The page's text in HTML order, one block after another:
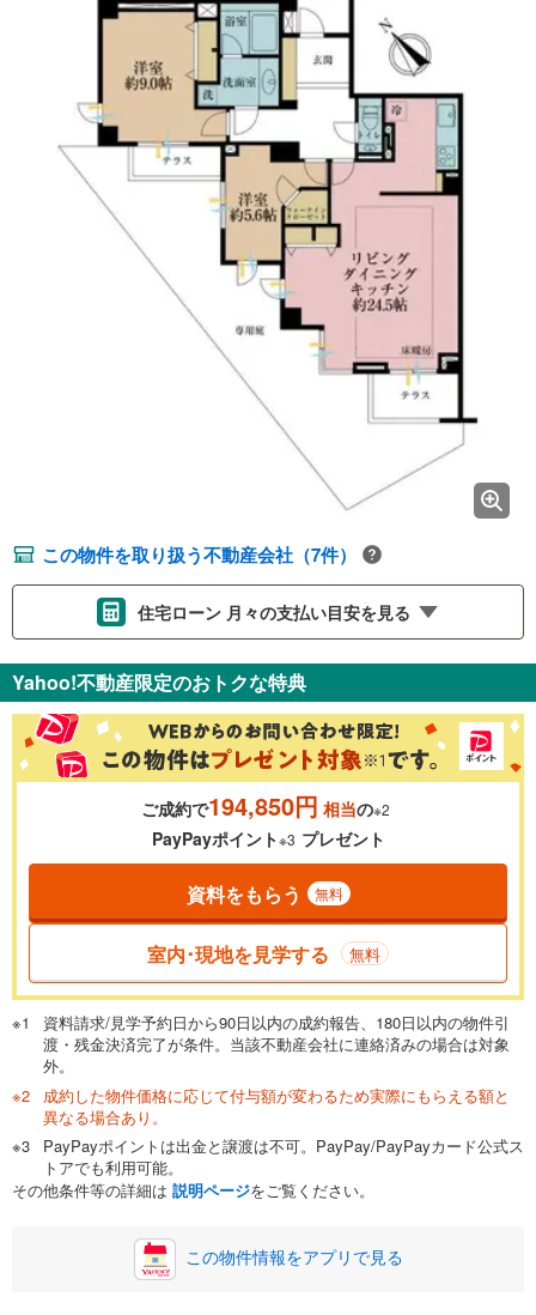
この物件を取り扱う不動産会社（7件）
住宅ローン 月々の支払い目安を見る
金利 ％
0.01%
一般的には最長35年まで借り入れ可能です。多くの金融機関
が完済時の年齢は80歳までを条件としています。
閉じる
頭金 万円
0万円 1億3,590万円
自己資金から住宅購入にかけられる金額を入力してくださ
い。一般的には物件価格の2割までが目安です。
閉じる
ボーナス
万円
0円
Yahoo!不動産限定のおトクな特典
ご成約で194,850円 相当の※2
PayPayポイント※3 プレゼント
資料をもらう 無料
室内･現地を見学する 無料
資料請求/見学予約日から90日以内の成約報告、180日以内の物件引
渡・残金決済完了が条件。当該不動産会社に連絡済みの場合は対象
外。
成約した物件価格に応じて付与額が変わるため実際にもらえる額と
異なる場合あり。
PayPayポイントは出金と譲渡は不可。PayPay/PayPayカード公式ス
トアでも利用可能。
その他条件等の詳細は 説明ページをご覧ください。
この物件情報をアプリで見る